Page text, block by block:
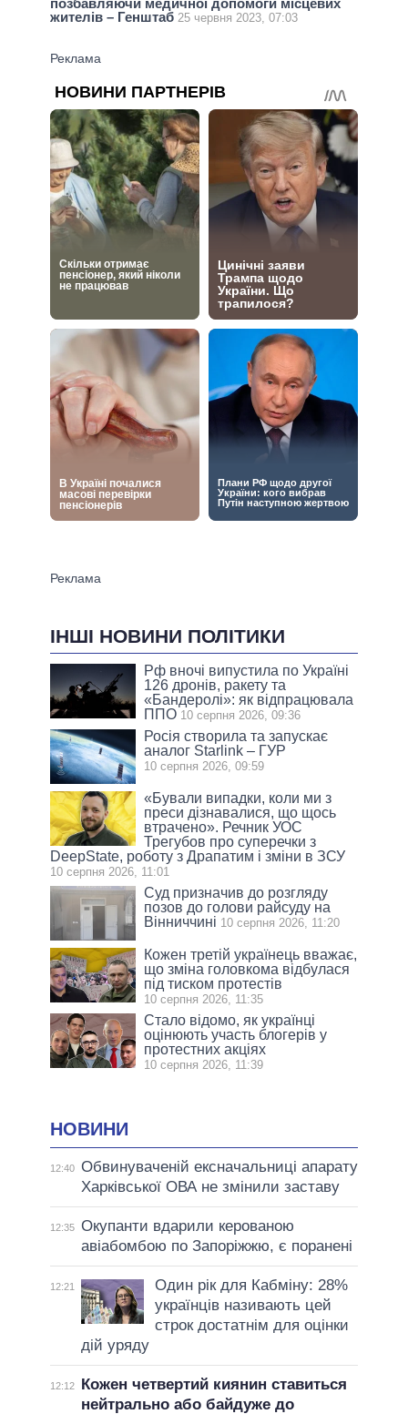
жителів – Генштаб 25 червня 2023, 07:03
ІНШІ НОВИНИ ПОЛІТИКИ
Рф вночі випустила по Україні
126 дронів, ракету та
«Бандеролі»: як відпрацювала
ППО 10 серпня 2026, 09:36
Росія створила та запускає
аналог Starlink – ГУР
10 серпня 2026, 09:59
«Бували випадки, коли ми з
преси дізнавалися, що щось
втрачено». Речник УОС
Трегубов про cуперечки з
DeepState, роботу з Драпатим і зміни в ЗСУ
10 серпня 2026, 11:01
Суд призначив до розгляду
позов до голови райсуду на
Вінниччині 10 серпня 2026, 11:20
Кожен третій українець вважає,
що зміна головкома відбулася
під тиском протестів
10 серпня 2026, 11:35
Стало відомо, як українці
оцінюють участь блогерів у
протестних акціях
10 серпня 2026, 11:39
НОВИНИ
12:40 Обвинуваченій ексначальниці апарату
Харківської ОВА не змінили заставу
12:35 Окупанти вдарили керованою
авіабомбою по Запоріжжю, є поранені
12:21
Один рік для Кабміну: 28%
українців називають цей
строк достатнім для оцінки
дій уряду
12:12
Кожен четвертий киянин ставиться
нейтрально або байдуже до